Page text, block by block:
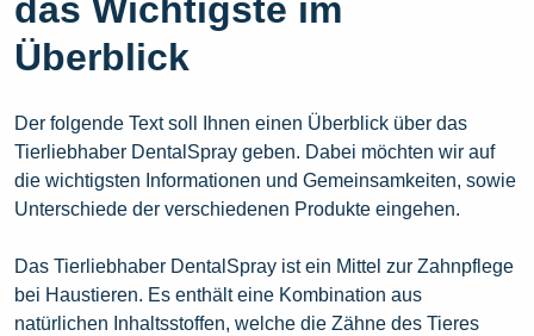
das Wichtigste im
Überblick
Der folgende Text soll Ihnen einen Überblick über das
Tierliebhaber DentalSpray geben. Dabei möchten wir auf
die wichtigsten Informationen und Gemeinsamkeiten, sowie
Unterschiede der verschiedenen Produkte eingehen.
Das Tierliebhaber DentalSpray ist ein Mittel zur Zahnpflege
bei Haustieren. Es enthält eine Kombination aus
natürlichen Inhaltsstoffen, welche die Zähne des Tieres